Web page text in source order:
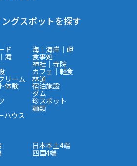
グスポットを探す
ド 海｜海岸｜岬
滝 食事処
神社｜寺院
カフェ｜軽食
リーム 林道
体験 宿泊施設
ダム
珍スポット
麺類
ハウス
日本本土4端
四国4端